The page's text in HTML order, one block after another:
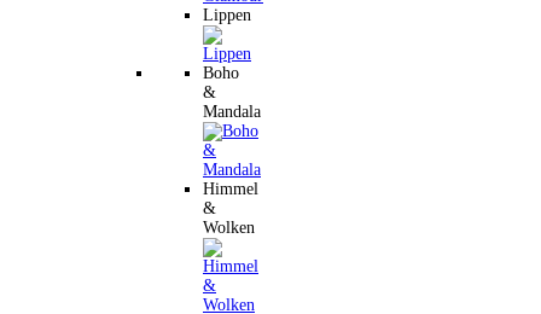
Lippen
Boho
&
Mandala
Himmel
&
Wolken